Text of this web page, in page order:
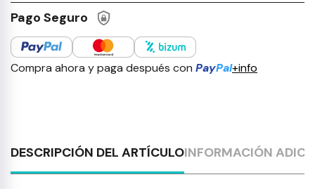
Pago Seguro
Compra ahora y paga después con PayPal+info
DESCRIPCIÓN DEL ARTÍCULOINFORMACIÓN